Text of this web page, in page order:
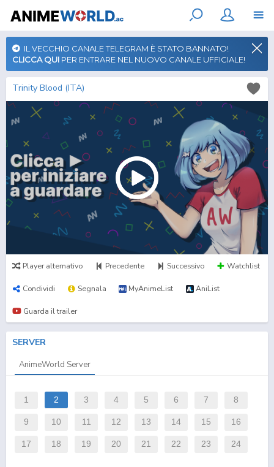
IL VECCHIO CANALE TELEGRAM È STATO BANNATO!
CLICCA QUI PER ENTRARE NEL NUOVO CANALE UFFICIALE!
Trinity Blood (ITA)
Player alternativo Precedente Successivo Watchlist
Condividi Segnala MyAnimeList AniList
Guarda il trailer
SERVER
AnimeWorld Server
1 2 3 4 5 6 7 8
9 10 11 12 13 14 15 16
17 18 19 20 21 22 23 24